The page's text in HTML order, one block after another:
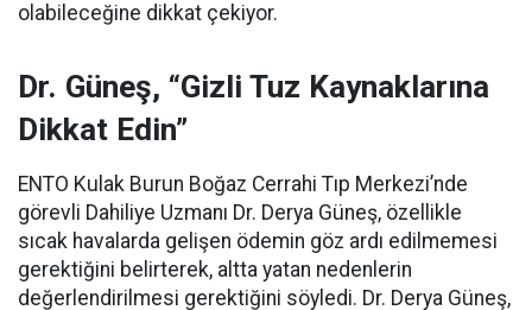
olabileceğine dikkat çekiyor.
Dr. Güneş, “Gizli Tuz Kaynaklarına
Dikkat Edin”
ENTO Kulak Burun Boğaz Cerrahi Tıp Merkezi’nde
görevli Dahiliye Uzmanı Dr. Derya Güneş, özellikle
sıcak havalarda gelişen ödemin göz ardı edilmemesi
gerektiğini belirterek, altta yatan nedenlerin
değerlendirilmesi gerektiğini söyledi. Dr. Derya Güneş,